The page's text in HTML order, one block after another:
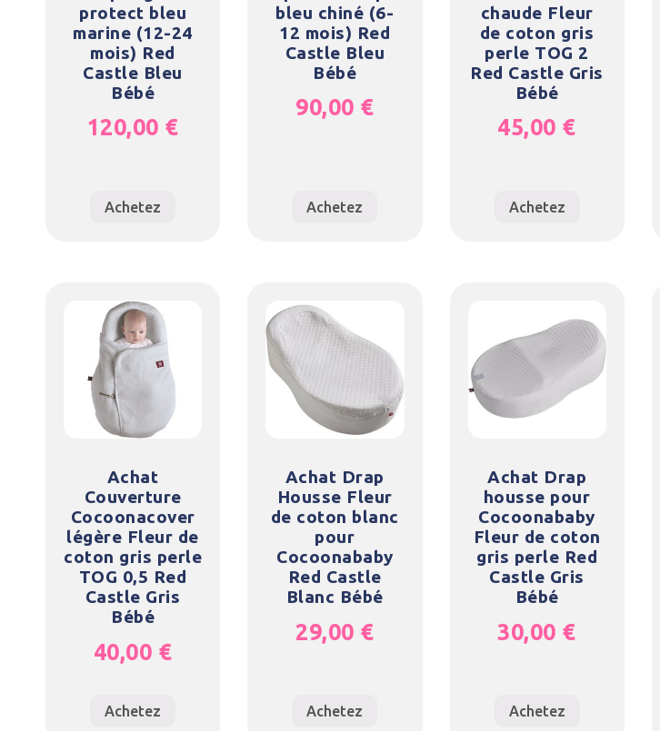
protect bleu
marine (12-24
mois) Red
Castle Bleu
Bébé
120,00 €
Achetez
bleu chiné (6-
12 mois) Red
Castle Bleu
Bébé
90,00 €
Achetez
chaude Fleur
de coton gris
perle TOG 2
Red Castle Gris
Bébé
45,00 €
Achetez
Achat
Couverture
Cocoonacover
légère Fleur de
coton gris perle
TOG 0,5 Red
Castle Gris
Bébé
40,00 €
Achetez
Achat Drap
Housse Fleur
de coton blanc
pour
Cocoonababy
Red Castle
Blanc Bébé
29,00 €
Achetez
Achat Drap
housse pour
Cocoonababy
Fleur de coton
gris perle Red
Castle Gris
Bébé
30,00 €
Achetez